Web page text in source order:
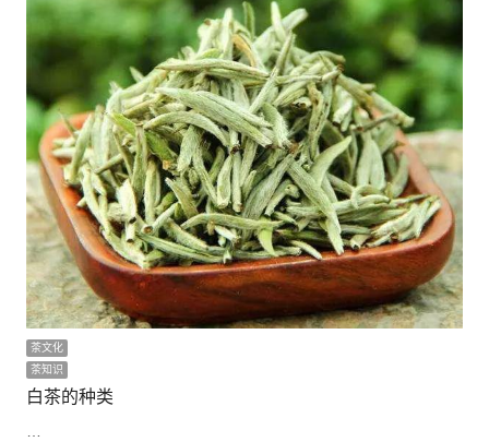
茶文化
茶知识
白茶的种类
…